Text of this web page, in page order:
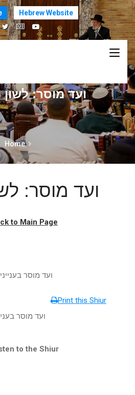
Hebrew Website
ועד מוסר: לשון
Home
ועד מוסר:
to Main Page
ועד מוסר
Print this Shiur
ועד מוסר
to the Shiur